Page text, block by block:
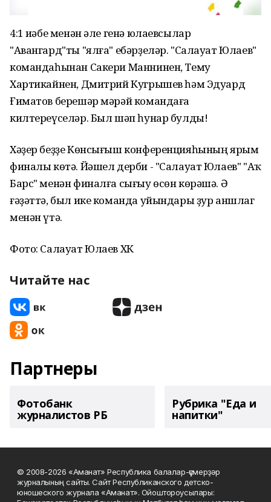
4:1 иҫәбе менән әле генә юлаевсылар
"Авангард"ты "ялға" ебәрҙеләр. "Салауат Юлаев"
командаһынан Сакери Маннинен, Тему
Хартикайнен, Дмитрий Кугрышев һәм Эдуард
Ғиматов берешәр мәрәй командаға
килтереүселәр. Был шәп һунар булды!
Хәҙер беҙҙе Көнсығыш конференцияһының ярым
финалы көтә. Йәшел дерби - "Салауат Юлаев" "Аҡ
Барс" менән финалға сығыу өсөн көрәшә. Ә
ғәҙәттә, был ике команда уйындары ҙур аншлаг
менән үтә.
Фото: Салауат Юлаев ХК
Читайте нас
Партнеры
Фотобанк
журналистов РБ
Рубрика "Еда и
напитки"
© 2008-2026 «Аманат» Республика балалар-үҫмерҙәр
журналының сайты. Сайт Республиканского детско-
юношеского журнала «Аманат». Ойоштороусылары: